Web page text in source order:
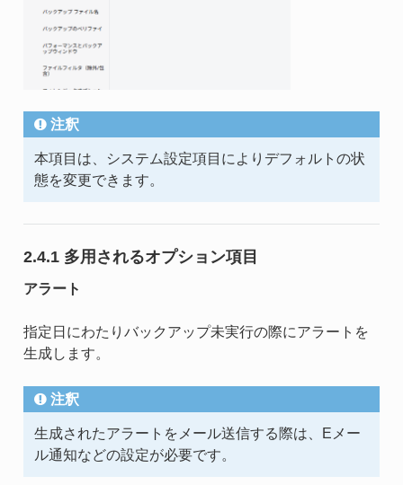
注釈
本項目は、システム設定項目によりデフォルトの状
態を変更できます。
2.4.1 多用されるオプション項目
アラート
指定日にわたりバックアップ未実行の際にアラートを
生成します。
注釈
生成されたアラートをメール送信する際は、Eメー
ル通知などの設定が必要です。